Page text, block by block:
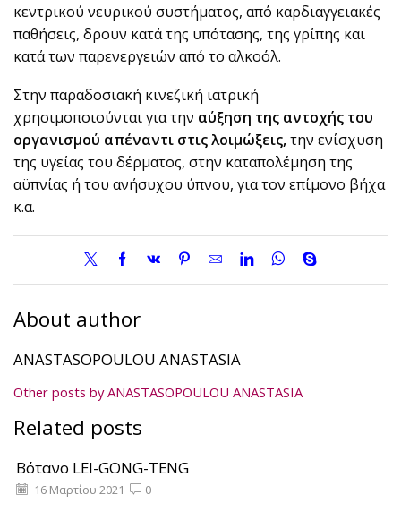
κεντρικού νευρικού συστήματος, από καρδιαγγειακές
παθήσεις, δρουν κατά της υπότασης, της γρίπης και
κατά των παρενεργειών από το αλκοόλ.
Στην παραδοσιακή κινεζική ιατρική
χρησιμοποιούνται για την αύξηση της αντοχής του
οργανισμού απέναντι στις λοιμώξεις,την ενίσχυση
της υγείας του δέρματος, στην καταπολέμηση της
αϋπνίας ή του ανήσυχου ύπνου, για τον επίμονο βήχα
κ.α.
About author
ANASTASOPOULOU ANASTASIA
Other posts by ANASTASOPOULOU ANASTASIA
Related posts
Βότανο LEI-GONG-TENG
16 Μαρτίου 2021 0